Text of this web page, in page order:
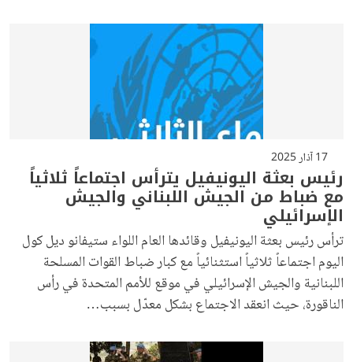
17 آذار 2025
رئيس بعثة اليونيفيل يترأس اجتماعاً ثلاثياً
مع ضباط من الجيش اللبناني والجيش
الإسرائيلي
ترأس رئيس بعثة اليونيفيل وقائدها العام اللواء ستيفانو ديل كول
اليوم اجتماعاً ثلاثياً استثنائياً مع كبار ضباط القوات المسلحة
اللبنانية والجيش الإسرائيلي في موقع للأمم المتحدة في رأس
الناقورة، حيث انعقد الاجتماع بشكل معدّل بسبب…